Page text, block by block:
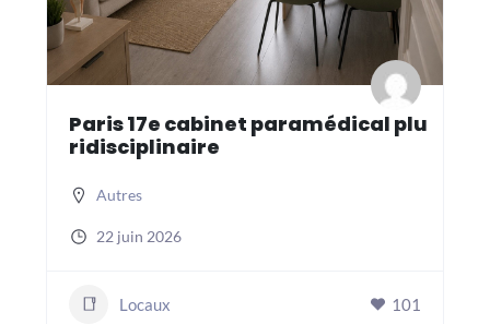
Paris 17e cabinet paramédical plu
ridisciplinaire
Autres
22 juin 2026
Locaux 101